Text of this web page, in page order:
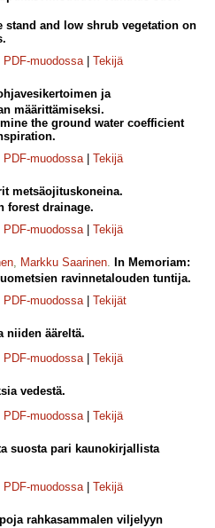
stand and low shrub vegetation on
muodossa| Tekijä
ja
määrittämiseksi.
the ground water coefficient
muodossa| Tekijä
metsäojituskoneina.
forest drainage.
muodossa| Tekijä
, Markku Saarinen. In Memoriam:
ravinnetalouden tuntija.
muodossa| Tekijät
niiden ääreltä.
muodossa| Tekijä
vedestä.
muodossa| Tekijä
suosta pari kaunokirjallista
muodossa| Tekijä
rahkasammalen viljelyyn